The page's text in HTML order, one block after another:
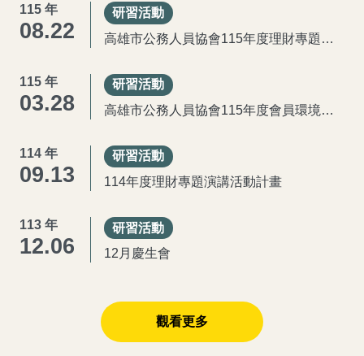
115 年
08.22
研習活動
高雄市公務人員協會115年度理財專題演講活動-AI世代下投資機會
115 年
03.28
研習活動
高雄市公務人員協會115年度會員環境教育宣導活動
114 年
09.13
研習活動
114年度理財專題演講活動計畫
113 年
12.06
研習活動
12月慶生會
觀看更多